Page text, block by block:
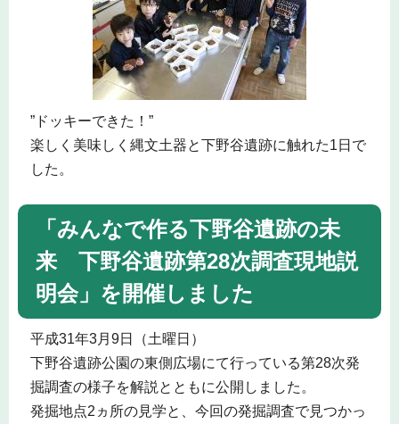
”ドッキーできた！”
楽しく美味しく縄文土器と下野谷遺跡に触れた1日で
した。
「みんなで作る下野谷遺跡の未
来 下野谷遺跡第28次調査現地説
明会」を開催しました
平成31年3月9日（土曜日）
下野谷遺跡公園の東側広場にて行っている第28次発
掘調査の様子を解説とともに公開しました。
発掘地点2ヵ所の見学と、今回の発掘調査で見つかっ